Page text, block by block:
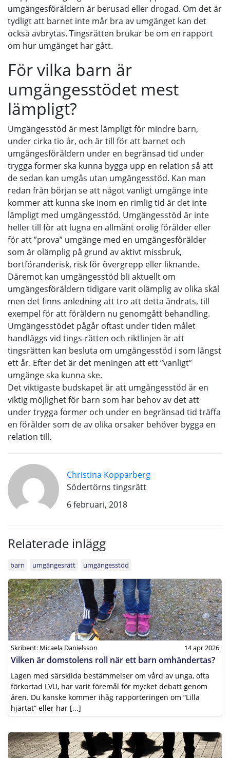
umgängesföräldern är berusad eller drogad. Om det är
tydligt att barnet inte mår bra av umgänget kan det
också avbrytas. Tingsrätten brukar be om en rapport
om hur umgänget har gått.
För vilka barn är
umgängesstödet mest
lämpligt?
Umgängesstöd är mest lämpligt för mindre barn,
under cirka tio år, och är till för att barnet och
umgängesföräldern under en begränsad tid under
trygga former ska kunna bygga upp en relation så att
de sedan kan umgås utan umgängesstöd. Kan man
redan från början se att något vanligt umgänge inte
kommer att kunna ske inom en rimlig tid är det inte
lämpligt med umgängesstöd. Umgängesstöd är inte
heller till för att lugna en allmänt orolig förälder eller
för att ”prova” umgänge med en umgängesförälder
som är olämplig på grund av aktivt missbruk,
bortföranderisk, risk för övergrepp eller liknande.
Däremot kan umgängesstöd bli aktuellt om
umgängesföräldern tidigare varit olämplig av olika skäl
men det finns anledning att tro att detta ändrats, till
exempel för att föräldern nu genomgått behandling.
Umgängesstödet pågår oftast under tiden målet
handläggs vid tings-rätten och riktlinjen är att
tingsrätten kan besluta om umgängesstöd i som längst
ett år. Efter det är det meningen att ett ”vanligt”
umgänge ska kunna ske.
Det viktigaste budskapet är att umgängesstöd är en
viktig möjlighet för barn som har behov av det att
under trygga former och under en begränsad tid träffa
en förälder som de av olika orsaker behöver bygga en
relation till.
Christina Kopparberg
Södertörns tingsrätt
6 februari, 2018
Relaterade inlägg
barn umgängesrätt umgängesstöd
Skribent: Micaela Danielsson 14 apr 2026
Vilken är domstolens roll när ett barn omhändertas?
Lagen med särskilda bestämmelser om vård av unga, ofta
förkortad LVU, har varit föremål för mycket debatt genom
åren. Du kanske kommer ihåg rapporteringen om ”Lilla
hjärtat” eller har [...]